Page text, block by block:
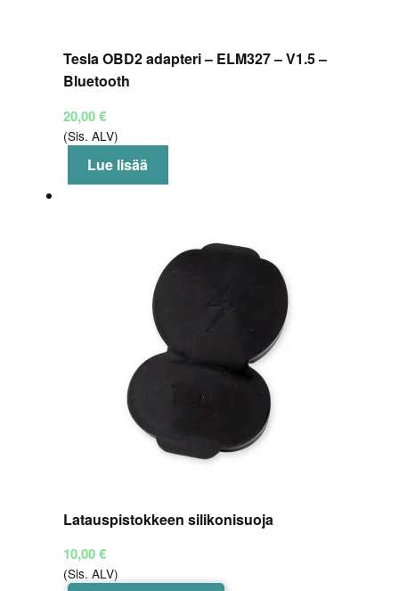
Tesla OBD2 adapteri – ELM327 – V1.5 –
Bluetooth
20,00€
(Sis. ALV)
Lue lisää
Latauspistokkeen silikonisuoja
10,00€
(Sis. ALV)